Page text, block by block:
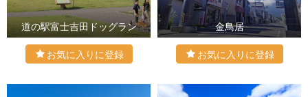
道の駅富士吉田ドッグラン 金鳥居